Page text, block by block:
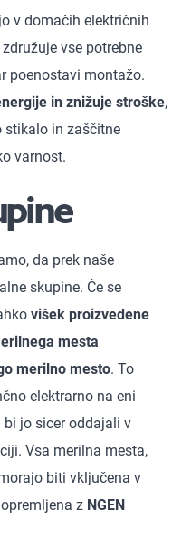
v domačih električnih
vse potrebne
poenostavi montažo.
in znižuje stroške,
stikalo in zaščitne
varnost.
da prek naše
skupine. Če se
višek proizvedene
mesta
merilno mesto. To
elektrarno na eni
jo sicer oddajali v
Vsa merilna mesta,
biti vključena v
z NGEN